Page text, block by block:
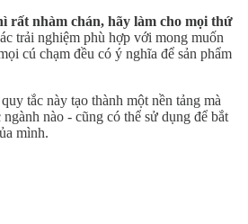
rất nhàm chán, hãy làm cho mọi thứ
trải nghiệm phù hợp với mong muốn
cú chạm đều có ý nghĩa để sản phẩm
tắc này tạo thành một nền tảng mà
nào - cũng có thể sử dụng để bắt
mình.